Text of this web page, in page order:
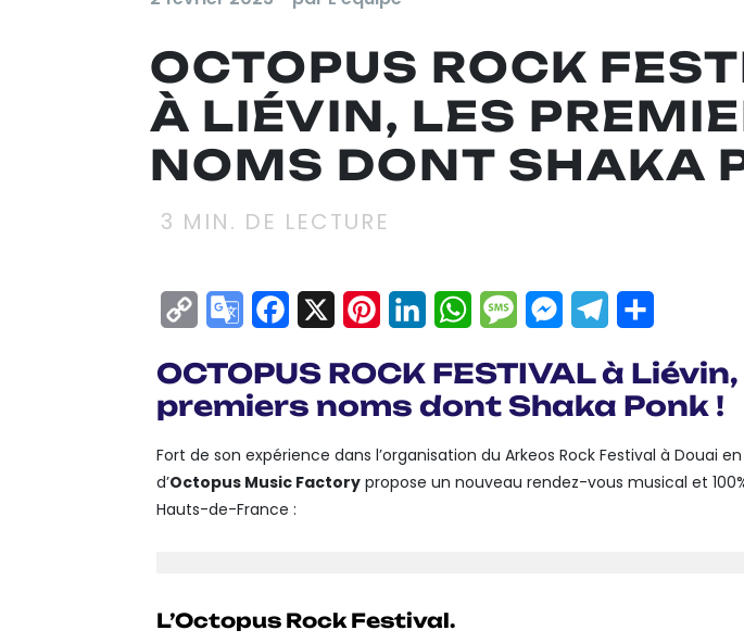
OCTOPUS ROCK
À LIÉVIN, LES
NOMS DONT SHAKA
3 MIN. DE LECTURE
Copy GoogleFacebook
X Pinterest
LinkedInWhatsApp
MessageMessenger
Telegram
OCTOPUS ROCK FESTIVAL à
premiers noms dont Shaka Ponk !
Fort de son expérience dans l’organisation du Arkeos Rock Festival à Douai
d’Octopus Music Factory propose un nouveau rendez-vous musical et 100%
Hauts-de-France :
L’Octopus Rock Festival.